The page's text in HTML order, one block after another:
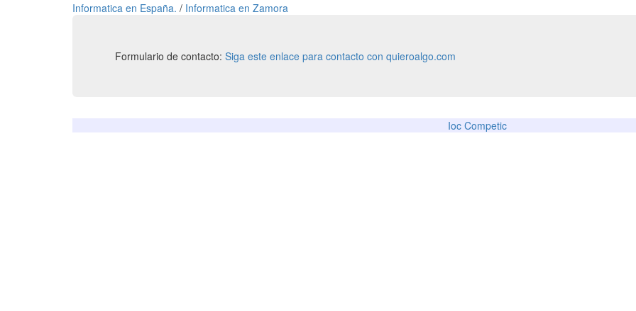
Informatica en España. / Informatica en Zamora
Formulario de contacto: Siga este enlace para contacto con quieroalgo.com
Ioc Competic